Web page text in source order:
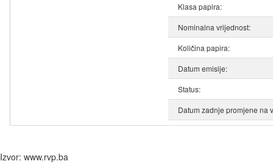
Klasa papira:
Nominalna vrijednost:
Količina papira:
Datum emisije:
Status:
Datum zadnje promjene na
Izvor: www.rvp.ba